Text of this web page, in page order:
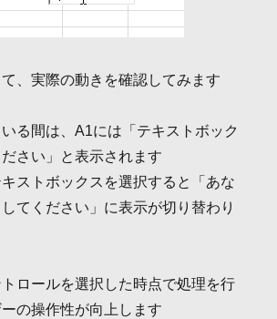
、実際の動きを確認してみます
る間は、A1には「テキストボック
さい」と表示されます
ストボックスを選択すると「あな
てください」に表示が切り替わり
ロールを選択した時点で処理を行
の操作性が向上します